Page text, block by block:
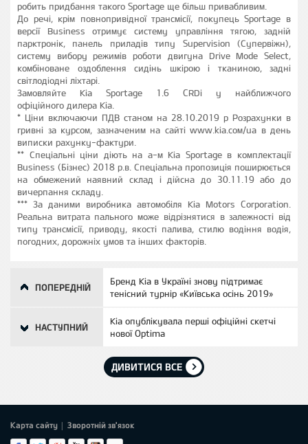
робить придбання такого Sportage ще більш привабливим.
До речі, крім повнопривідної трансмісії, покупець Sportage в
версії Business отримує систему управління тягою, задній
парктронік, панель приладів типу Supervision (Супервіжн),
систему вибору режимів роботи двигуна Drive Mode Select,
комбіноване оздоблення сидінь шкірою і тканиною, задні
світлодіодні ліхтарі.
Замовляйте Kia Sportage 1.6 CRDi у найближчого
офіційного дилера Kia.
* Ціни включаючи ПДВ станом на 28.10.2019 р Розрахунки в
гривні за курсом, зазначеним на сайті www.kia.сом/ua в день
виписки рахунку-фактури.
** Спеціальні ціни діють на а-м Kia Sportage в комплектації
Business (Бізнес) 2018 р.в. Спеціальна пропозиція поширюється
на обмежений наявний склад і дійсна до 30.11.19 або до
вичерпання складу.
*** За даними виробника автомобіля Kia Motors Corporation.
Реальна витрата пального може відрізнятися в залежності від
типу трансмісії, приводу, якості палива, стилю водіння водія,
погодних, дорожніх умов та інших факторів.
ПОПЕРЕДНІЙ
Бренд Kia в Україні знову підтримає
тенісний турнір «Київська осінь 2019»
НАСТУПНИЙ
Kia опублікувала перші офіційні скетчі
нової Optima
ДИВИТИСЯ ВСЕ
Карта сайту Зворотній зв'язок